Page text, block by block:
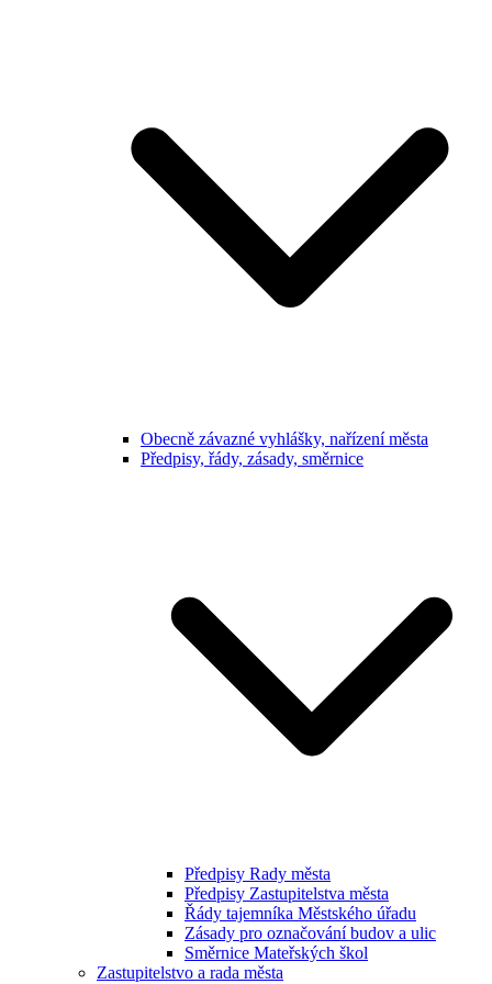
Obecně závazné vyhlášky, nařízení města
Předpisy, řády, zásady, směrnice
Předpisy Rady města
Předpisy Zastupitelstva města
Řády tajemníka Městského úřadu
Zásady pro označování budov a ulic
Směrnice Mateřských škol
Zastupitelstvo a rada města